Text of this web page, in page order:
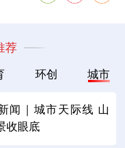
荐
环创 城市
闻｜城市天际线 山
收眼底